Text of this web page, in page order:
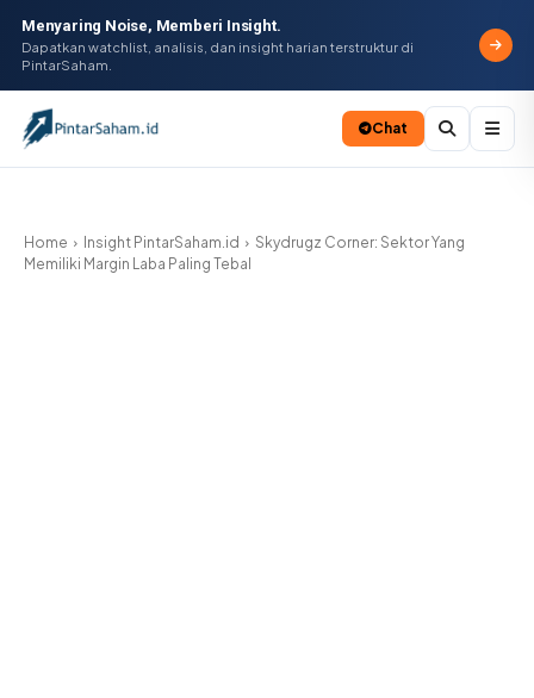
Menyaring Noise, Memberi Insight.
Dapatkan watchlist, analisis, dan insight harian terstruktur di
PintarSaham.
Chat
Home
Insight PintarSaham.id
Skydrugz Corner: Sektor Yang
Memiliki Margin Laba Paling Tebal